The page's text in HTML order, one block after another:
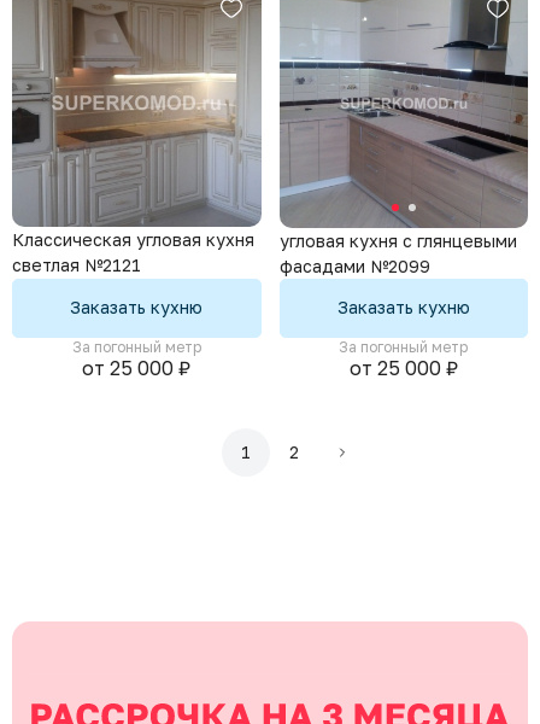
Классическая угловая кухня
светлая №2121
Заказать кухню
За погонный метр
от 25 000 ₽
угловая кухня с глянцевыми
фасадами №2099
Заказать кухню
За погонный метр
от 25 000 ₽
1 2